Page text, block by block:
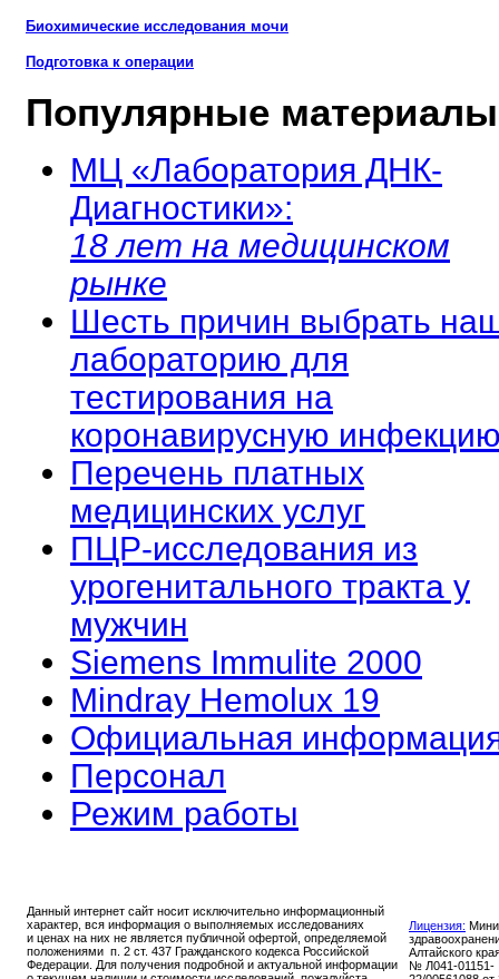
Биохимические исследования мочи
Подготовка к операции
Популярные материалы
МЦ «Лаборатория ДНК-
Диагностики»:
18 лет на медицинском
рынке
Шесть причин выбрать
лабораторию для
тестирования на
коронавирусную
Перечень платных
медицинских услуг
ПЦР-исследования из
урогенитального тракта у
мужчин
Siemens Immulite 2000
Mindray Hemolux 19
Официальная
Персонал
Режим работы
Данный интернет сайт носит исключительно информационный
характер, вся информация о выполняемых исследованиях
и ценах на них не является публичной офертой, определяемой
положениями п. 2 ст. 437 Гражданского кодекса Российской
Федерации. Для получения подробной и актуальной информации
Лицензия:
Алтайского
№ Л041-01151-